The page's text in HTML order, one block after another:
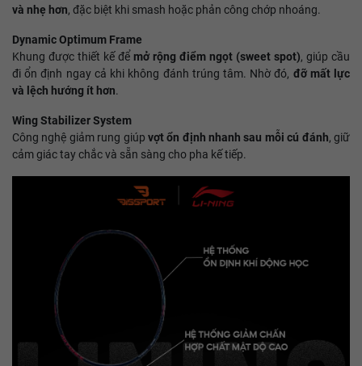
và nhẹ hơn, đặc biệt khi smash hoặc phản công chớp nhoáng.
Dynamic Optimum Frame
Khung được thiết kế để mở rộng điểm ngọt (sweet spot), giúp cầu
đi ổn định ngay cả khi không đánh trúng tâm. Nhờ đó, đỡ mất lực
và lệch hướng ít hơn.
Wing Stabilizer System
Công nghệ giảm rung giúp vợt ổn định nhanh sau mỗi cú đánh, giữ
cảm giác tay chắc và sẵn sàng cho pha kế tiếp.